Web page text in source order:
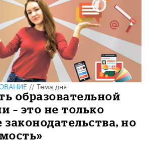
//Тема дня
образовательной
– это не только
законодательства, но